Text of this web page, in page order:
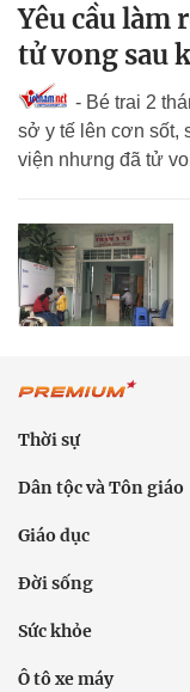
Yêu cầu làm
tử vong sau
- Bé trai 2
sở y tế lên cơn sốt,
viện nhưng đã tử
Thời sự
Dân tộc và Tôn giáo
Giáo dục
Đời sống
Sức khỏe
Ô tô xe máy